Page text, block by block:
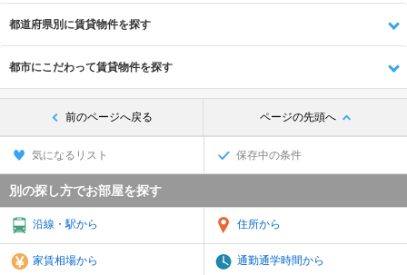
都道府県別に賃貸物件を探す
都市にこだわって賃貸物件を探す
前のページへ戻る ページの先頭へ
気になるリスト 保存中の条件
別の探し方でお部屋を探す
沿線・駅から 住所から
家賃相場から 通勤通学時間から